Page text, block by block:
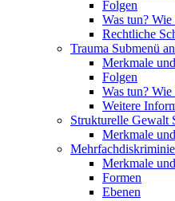
Folgen
Was tun? Wie
Rechtliche
Trauma Submenü
Merkmale
Folgen
Was tun? Wie
Weitere
Strukturelle Gewalt
Merkmale
Merkmale
Formen
Ebenen